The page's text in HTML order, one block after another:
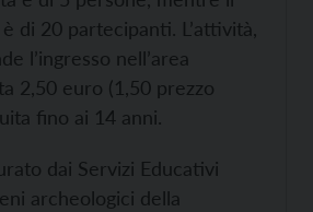
di 20 partecipanti. L’attività,
l’ingresso nell’area
2,50 euro (1,50 prezzo
fino ai 14 anni.
dai Servizi Educativi
archeologici della